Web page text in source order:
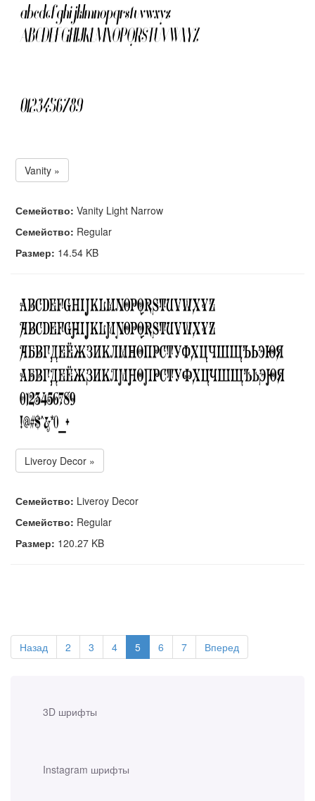
3D шрифты
Instagram шрифты
Vanity »
Семейство: Vanity Light Narrow
Семейство: Regular
Размер: 14.54 KB
Liveroy Decor »
Семейство: Liveroy Decor
Семейство: Regular
Размер: 120.27 KB
Назад 2 3 4 5 6 7 Вперед